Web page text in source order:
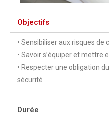
Objectifs
• Sensibiliser aux risques de
• Savoir s’équiper et mettre
• Respecter une obligation
sécurité
Durée